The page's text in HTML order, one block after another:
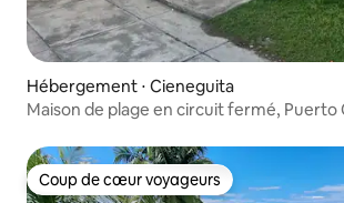
Hébergement ⋅ Cieneguita
Maison de plage en circuit fermé, Puerto
Coup de cœur voyageurs
Coup de cœur voyageurs